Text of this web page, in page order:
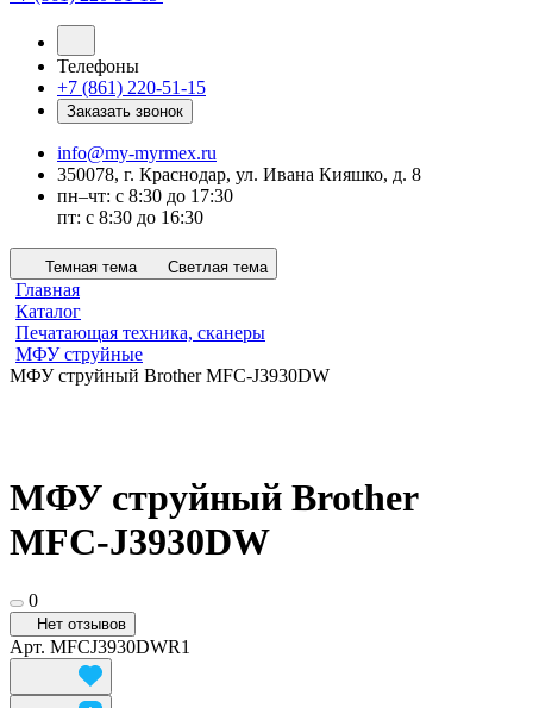
Телефоны
+7 (861) 220-51-15
Заказать звонок
info@my-myrmex.ru
350078, г. Краснодар, ул. Ивана Кияшко, д. 8
пн–чт: с 8:30 до 17:30
пт: с 8:30 до 16:30
Темная тема Светлая тема
Главная
Каталог
Печатающая техника, сканеры
МФУ струйные
МФУ струйный Brother MFC-J3930DW
МФУ струйный Brother
MFC-J3930DW
0
Нет отзывов
Арт. MFCJ3930DWR1